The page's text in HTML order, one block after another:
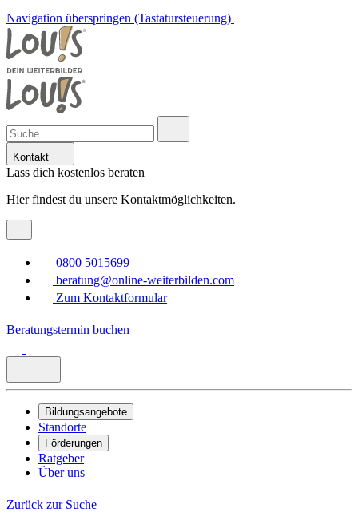
Navigation überspringen (Tastatursteuerung)
Kontakt
Lass dich kostenlos beraten
Hier findest du unsere Kontaktmöglichkeiten.
0800 5015699
beratung@online-weiterbilden.com
Zum Kontaktformular
Beratungstermin buchen
Bildungsangebote
Standorte
Förderungen
Ratgeber
Über uns
Zurück zur Suche